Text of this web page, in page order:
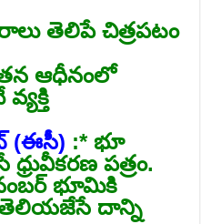
తెలిపే చిత్రపటం
ఆధీనంలో
(ఈసీ) :* భూ
పత్రం.
భూమికి
దాన్ని